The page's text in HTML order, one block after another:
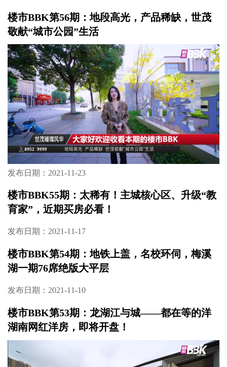
楼市BBK第58期：既繁华又舒适，长沙新贵青
年的新选择——金茂智慧科学城
发布日期：2021-12-06
楼市BBK第57期：你还要错过吗？主城最后原
生态湿地，低密洋房王牌住区
发布日期：2021-11-29
楼市BBK第56期：地段高光，产品稀缺，世茂
敬献“城市公园”生活
发布日期：2021-11-23
楼市BBK55期：太稀有！主城核心区、升级“教
育家”，近期买房必看！
发布日期：2021-11-17